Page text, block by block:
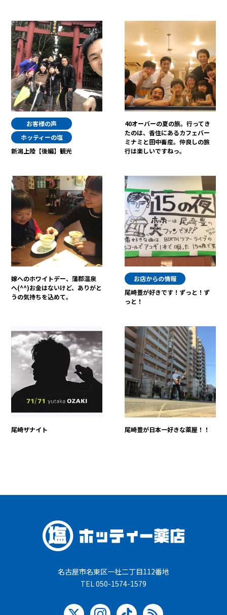
お客様の声
ホッティーの塩
新潟上陸【後編】観光
40オーバーの夏の旅。行ってき
たのは、香住にあるカフェバー
ミナミと田中畜産。仲良しの旅
行は楽しいですねっ。
嫁へのホワイトデー、蒲郡温泉
へ(^^)お金はないけど、ありがと
うの気持ちを込めて。
お店からの情報
尾崎豊が好きです！ずっと！ず
っと！
尾崎ザナイト 尾崎豊が日本一好きな薬屋！！
名古屋市名東区一社二丁目112番地
TEL 050-1574-1579